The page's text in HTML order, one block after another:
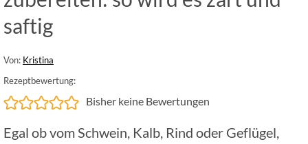
saftig
Von: Kristina
Rezeptbewertung:
Bisher keine Bewertungen
Egal ob vom Schwein, Kalb, Rind oder Geflügel,